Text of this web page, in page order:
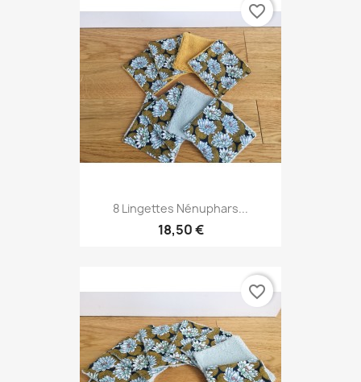
8 Lingettes Nénuphars...
18,50 €
favorite_border
favorite_border